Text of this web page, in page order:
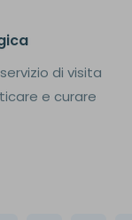
di visita
e curare